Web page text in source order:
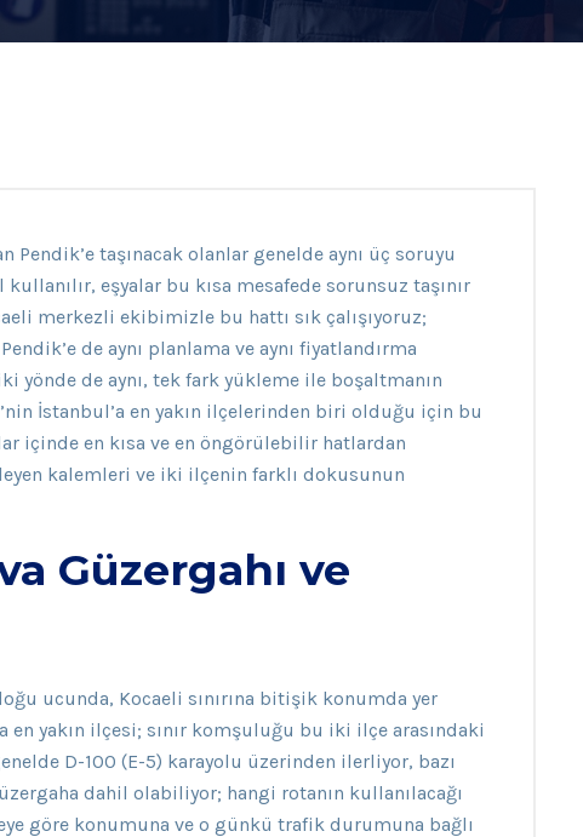
Pendik’e taşınacak olanlar genelde aynı üç soruyu
eşyalar bu kısa mesafede sorunsuz taşınır
merkezli ekibimizle bu hattı sık çalışıyoruz;
Pendik’e de aynı planlama ve aynı fiyatlandırma
yönde de aynı, tek fark yükleme ile boşaltmanın
İstanbul’a en yakın ilçelerinden biri olduğu için bu
içinde en kısa ve en öngörülebilir hatlardan
kalemleri ve iki ilçenin farklı dokusunun
Güzergahı ve
ucunda, Kocaeli sınırına bitişik konumda yer
en yakın ilçesi; sınır komşuluğu bu iki ilçe arasındaki
D-100 (E-5) karayolu üzerinden ilerliyor, bazı
dahil olabiliyor; hangi rotanın kullanılacağı
göre konumuna ve o günkü trafik durumuna bağlı